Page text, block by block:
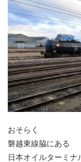
おそらく
磐越東線脇にある
日本オイルターミナ